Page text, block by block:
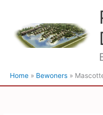
inhoud
Home Bewoners